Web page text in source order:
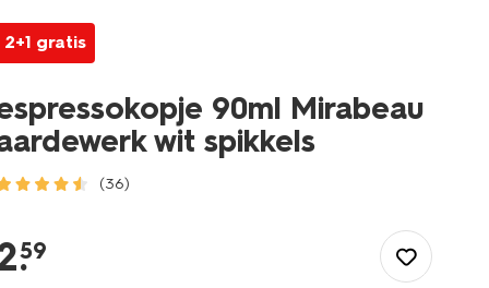
2+1 gratis
90ml Mirabeau
wit spikkels
(36)
espressokopje-
.
59